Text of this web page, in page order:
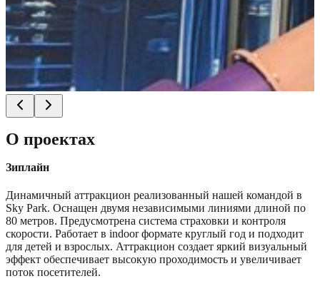
О проектах
Зиплайн
Динамичный аттракцион реализованный нашей командой в
Sky Park. Оснащен двумя независимыми линиями длиной по
80 метров. Предусмотрена система страховки и контроля
скорости. Работает в indoor формате круглый год и подходит
для детей и взрослых. Аттракцион создает яркий визуальный
эффект обеспечивает высокую проходимость и увеличивает
поток посетителей.